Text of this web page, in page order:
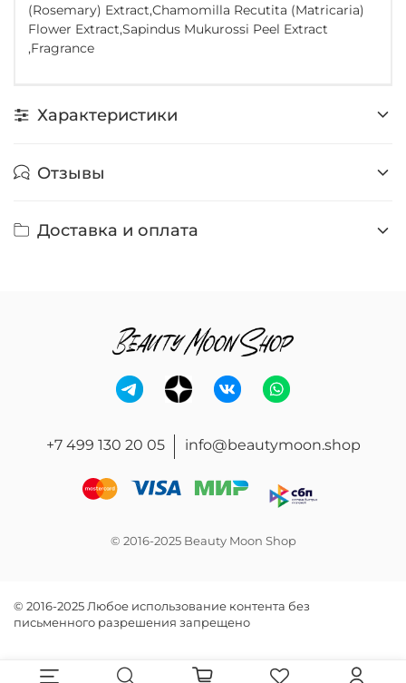
(Rosemary) Extract,Chamomilla Recutita (Matricaria)
Flower Extract,Sapindus Mukurossi Peel Extract
,Fragrance
Характеристики
Отзывы
Доставка и оплата
+7 499 130 20 05 info@beautymoon.shop
© 2016-2025 Beauty Moon Shop
© 2016-2025 Любое использование контента без
письменного разрешения запрещено